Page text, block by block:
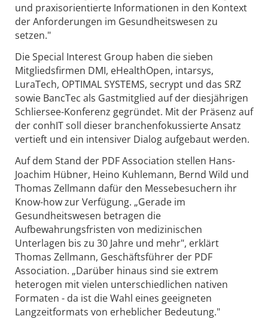
und praxisorientierte Informationen in den Kontext
der Anforderungen im Gesundheitswesen zu
setzen."
Die Special Interest Group haben die sieben
Mitgliedsfirmen DMI, eHealthOpen, intarsys,
LuraTech, OPTIMAL SYSTEMS, secrypt und das SRZ
sowie BancTec als Gastmitglied auf der diesjährigen
Schliersee-Konferenz gegründet. Mit der Präsenz auf
der conhIT soll dieser branchenfokussierte Ansatz
vertieft und ein intensiver Dialog aufgebaut werden.
Auf dem Stand der PDF Association stellen Hans-
Joachim Hübner, Heino Kuhlemann, Bernd Wild und
Thomas Zellmann dafür den Messebesuchern ihr
Know-how zur Verfügung. „Gerade im
Gesundheitswesen betragen die
Aufbewahrungsfristen von medizinischen
Unterlagen bis zu 30 Jahre und mehr", erklärt
Thomas Zellmann, Geschäftsführer der PDF
Association. „Darüber hinaus sind sie extrem
heterogen mit vielen unterschiedlichen nativen
Formaten - da ist die Wahl eines geeigneten
Langzeitformats von erheblicher Bedeutung."